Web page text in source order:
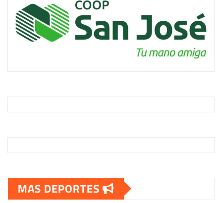
MAS DEPORTES